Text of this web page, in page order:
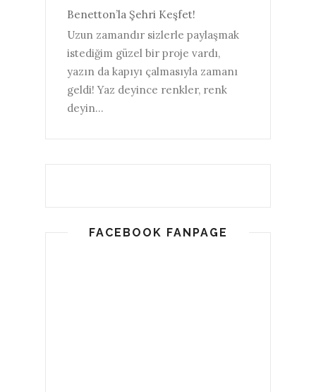
Benetton’la Şehri Keşfet!
Uzun zamandır sizlerle paylaşmak
istediğim güzel bir proje vardı,
yazın da kapıyı çalmasıyla zamanı
geldi! Yaz deyince renkler, renk
deyin...
FACEBOOK FANPAGE